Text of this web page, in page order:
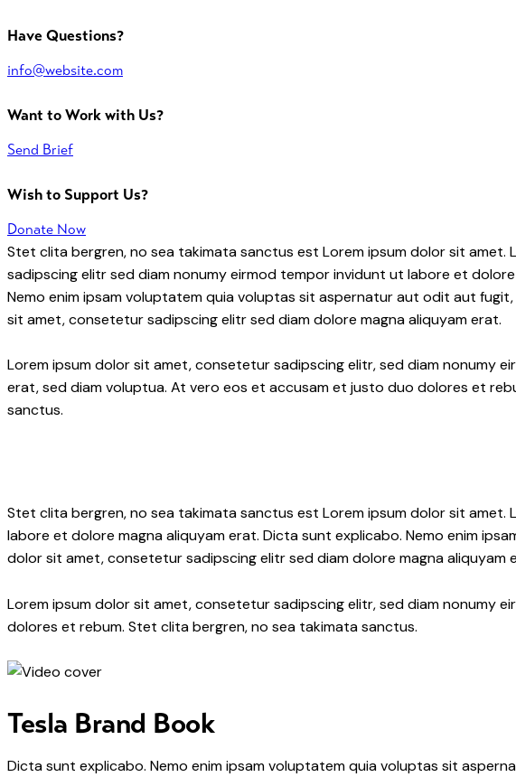
Have Questions?
info@website.com
Want to Work with Us?
Send Brief
Wish to Support Us?
Donate Now
Stet clita bergren, no sea takimata sanctus est Lorem ipsum dolor sit
sadipscing elitr sed diam nonumy eirmod tempor invidunt ut labore et
Nemo enim ipsam voluptatem quia voluptas sit aspernatur aut odit aut
sit amet, consetetur sadipscing elitr sed diam dolore magna aliquyam erat.
Lorem ipsum dolor sit amet, consetetur sadipscing elitr, sed diam nonumy
erat, sed diam voluptua. At vero eos et accusam et justo duo dolores et
sanctus.
Stet clita bergren, no sea takimata sanctus est Lorem ipsum dolor sit
labore et dolore magna aliquyam erat. Dicta sunt explicabo. Nemo enim
dolor sit amet, consetetur sadipscing elitr sed diam dolore magna aliquyam
Lorem ipsum dolor sit amet, consetetur sadipscing elitr, sed diam nonumy
dolores et rebum. Stet clita bergren, no sea takimata sanctus.
Tesla Brand Book
Dicta sunt explicabo. Nemo enim ipsam voluptatem quia voluptas sit